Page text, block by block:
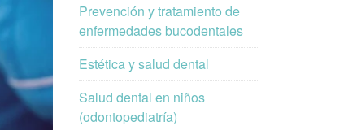
Prevención y tratamiento de
enfermedades bucodentales
Estética y salud dental
Salud dental en niños
(odontopediatría)